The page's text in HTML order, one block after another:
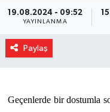
19.08.2024 - 09:52
YAYINLANMA
Paylaş
Geçenlerde bir dostumla
Haber Arşivi